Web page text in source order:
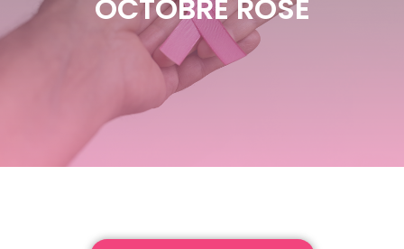
OCTOBRE ROSE